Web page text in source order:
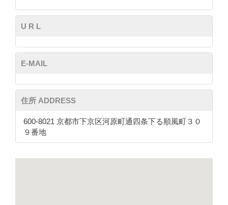
U R L
E-MAIL
住所 ADDRESS
600-8021 京都市下京区河原町通四条下る順風町３０
９番地